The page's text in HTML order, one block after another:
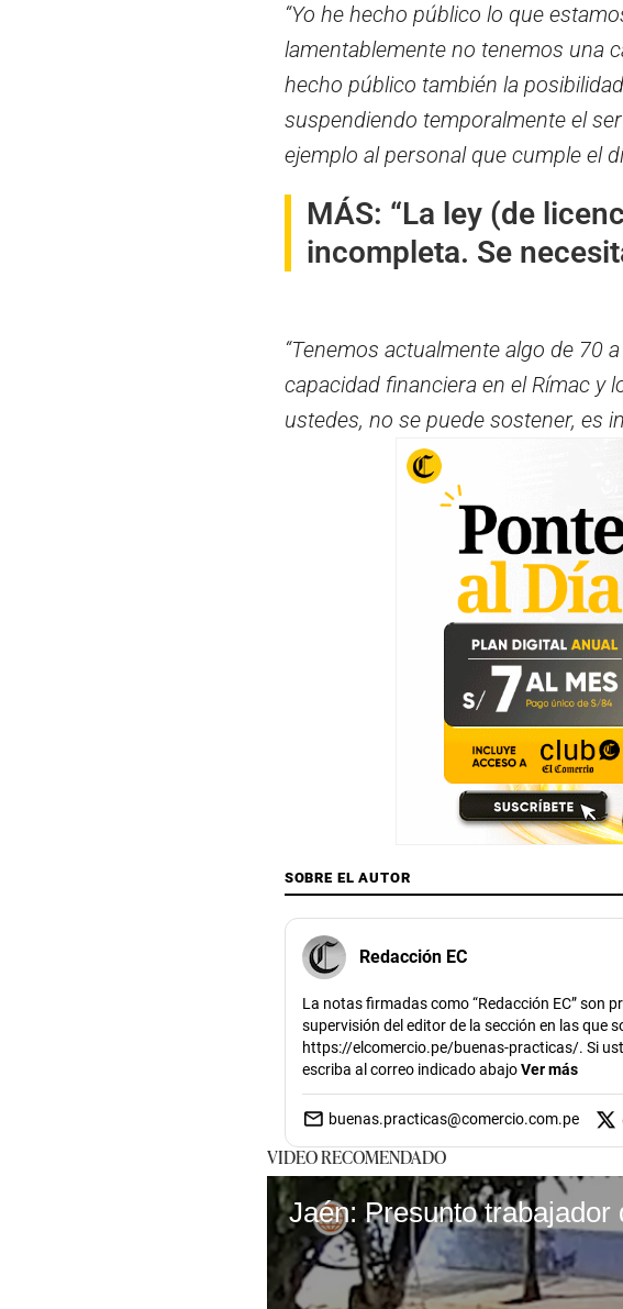
“Yo he hecho público lo que
lamentablemente no tenemos una
hecho público también la
suspendiendo temporalmente el
ejemplo al personal que cumple el
MÁS: “La ley (de
incompleta. Se
“Tenemos actualmente algo de 70
capacidad financiera en el Rímac y
ustedes, no se puede sostener, es
SOBRE EL AUTOR
Redacción EC
La notas firmadas como “Redacción EC” son
supervisión del editor de la sección en las que
https://elcomercio.pe/buenas-practicas/. Si
escriba al correo indicado abajoVer más
buenas.practicas@comercio.com.pe
VIDEO RECOMENDADO